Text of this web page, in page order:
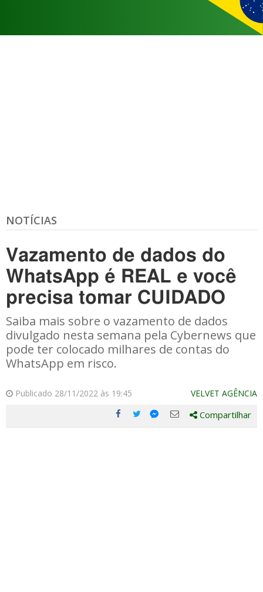
NOTÍCIAS
Vazamento de dados do
WhatsApp é REAL e você
precisa tomar CUIDADO
Saiba mais sobre o vazamento de dados
divulgado nesta semana pela Cybernews que
pode ter colocado milhares de contas do
WhatsApp em risco.
Publicado 28/11/2022 às 19:45 VELVET AGÊNCIA
Compartilhe
Compartilhe
Compartilhe
Compartilhe
Compartilhar